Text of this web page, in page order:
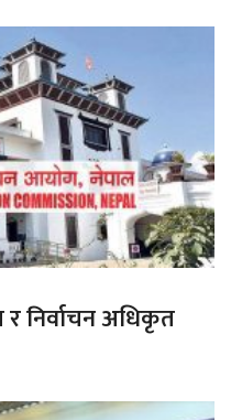
र निर्वाचन अधिकृत